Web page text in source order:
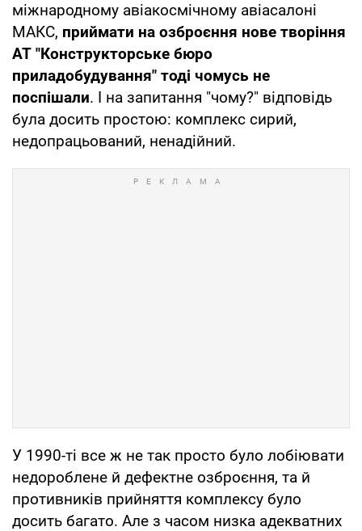
міжнародному авіакосмічному авіасалоні
МАКС, приймати на озброєння нове творіння
АТ "Конструкторське бюро
приладобудування" тоді чомусь не
поспішали. І на запитання "чому?" відповідь
була досить простою: комплекс сирий,
недопрацьований, ненадійний.
У 1990-ті все ж не так просто було лобіювати
недороблене й дефектне озброєння, та й
противників прийняття комплексу було
досить багато. Але з часом низка адекватних